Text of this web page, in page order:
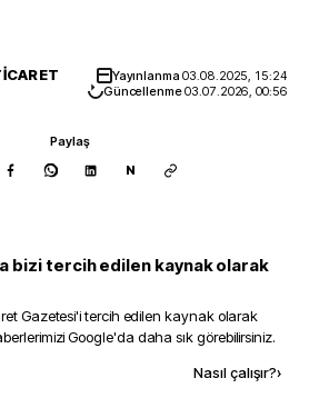
Yayınlanma03.08.2025, 15:24
Güncellenme03.07.2026, 00:56
Paylaş
N
bizi tercih edilen kaynak olarak
Gazetesi'i tercih edilen kaynak olarak
Google'da daha sık görebilirsiniz.
Nasıl çalışır?›